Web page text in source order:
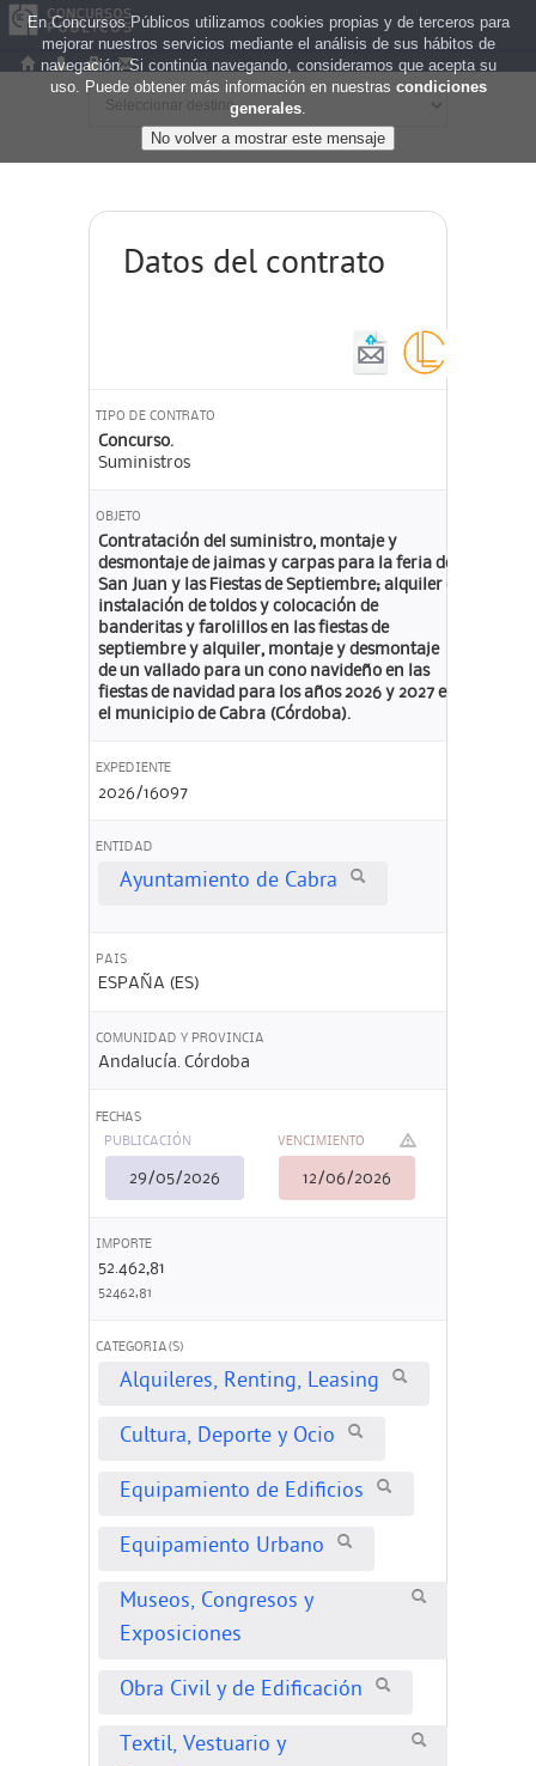
Datos del contrato
TIPO DE CONTRATO
Concurso.
Suministros
OBJETO
Contratación del suministro, montaje y
desmontaje de jaimas y carpas para la feria de
San Juan y las Fiestas de Septiembre; alquiler e
instalación de toldos y colocación de
banderitas y farolillos en las fiestas de
septiembre y alquiler, montaje y desmontaje
de un vallado para un cono navideño en las
fiestas de navidad para los años 2026 y 2027 en
el municipio de Cabra (Córdoba).
EXPEDIENTE
2026/16097
ENTIDAD
Ayuntamiento de Cabra
PAIS
ESPAÑA (ES)
COMUNIDAD Y PROVINCIA
Andalucía. Córdoba
FECHAS
PUBLICACIÓN
29/05/2026
VENCIMIENTO
12/06/2026
IMPORTE
52.462,81
52462,81
CATEGORIA(S)
Alquileres, Renting, Leasing
Cultura, Deporte y Ocio
Equipamiento de Edificios
Equipamiento Urbano
Museos, Congresos y
Exposiciones
Obra Civil y de Edificación
Textil, Vestuario y
En Concursos Públicos utilizamos cookies propias y de terceros para
mejorar nuestros servicios mediante el análisis de sus hábitos de
navegación. Si continúa navegando, consideramos que acepta su
uso. Puede obtener más información en nuestras condiciones
generales.